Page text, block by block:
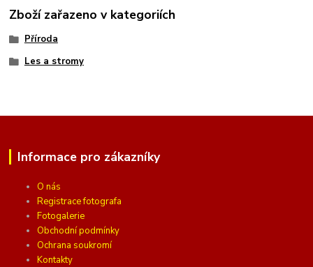
Zboží zařazeno v kategoriích
Příroda
Les a stromy
Informace pro zákazníky
O nás
Registrace fotografa
Fotogalerie
Obchodní podmínky
Ochrana soukromí
Kontakty